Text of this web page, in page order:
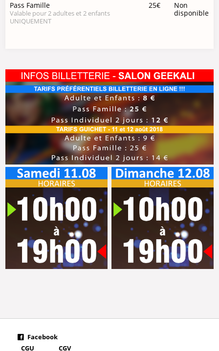
Pass Famille
Valable pour 2 adultes et 2 enfants
UNIQUEMENT
25€
Non
disponible
Facebook
CGU
CGV